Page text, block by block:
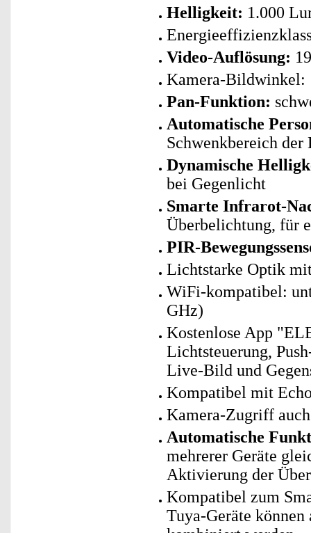
Helligkeit: 1.000
Video-Auflösung:
Kamera-Bildwinkel:
Pan-Funktion:
Automatische
Schwenkbereich der
Dynamische
bei Gegenlicht
Smarte Infrarot-
Überbelichtung, für
PIR-
Lichtstarke Optik
WiFi-kompatibel:
GHz)
Kostenlose App
Lichtsteuerung,
Live-Bild und
Kompatibel mit
Kamera-Zugriff
Automatische
mehrerer Geräte
Aktivierung der
Kompatibel zum
Tuya-Geräte